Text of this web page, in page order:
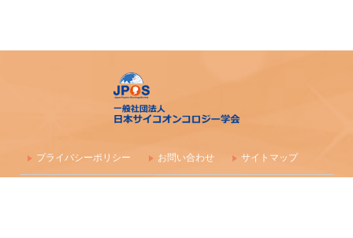
プライバシーポリシー お問い合わせ サイトマップ